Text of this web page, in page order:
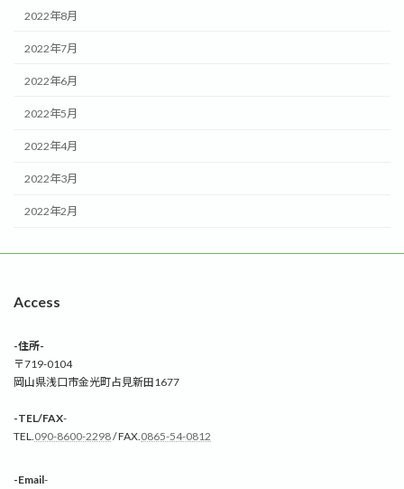
2022年8月
2022年7月
2022年6月
2022年5月
2022年4月
2022年3月
2022年2月
Access
-住所-
〒719-0104
岡山県浅口市金光町占見新田1677
-TEL/FAX-
TEL. 090-8600-2298/ FAX. 0865-54-0812
-Email-